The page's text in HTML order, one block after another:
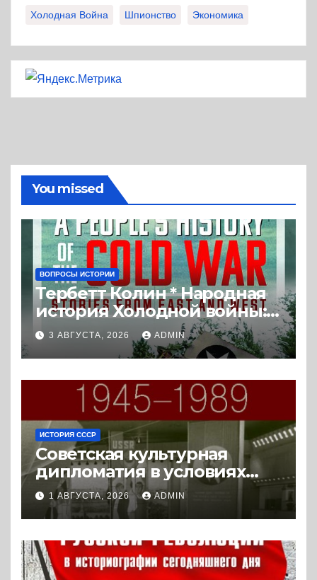
Холодная Война Шпионство Экономика
You missed
ВОПРОСЫ ИСТОРИИ
Тербетт Колин * Народная
история Холодной войны:
истории с Востока и Запада
(2023) * Реферат книги
3 АВГУСТА, 2026 ADMIN
ИСТОРИЯ СССР
Советская культурная
дипломатия в условиях
Холодной войны. 1945-1989.
(2018) * Книга
1 АВГУСТА, 2026 ADMIN